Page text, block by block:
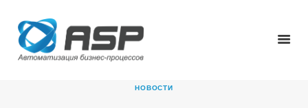
НОВОСТИ